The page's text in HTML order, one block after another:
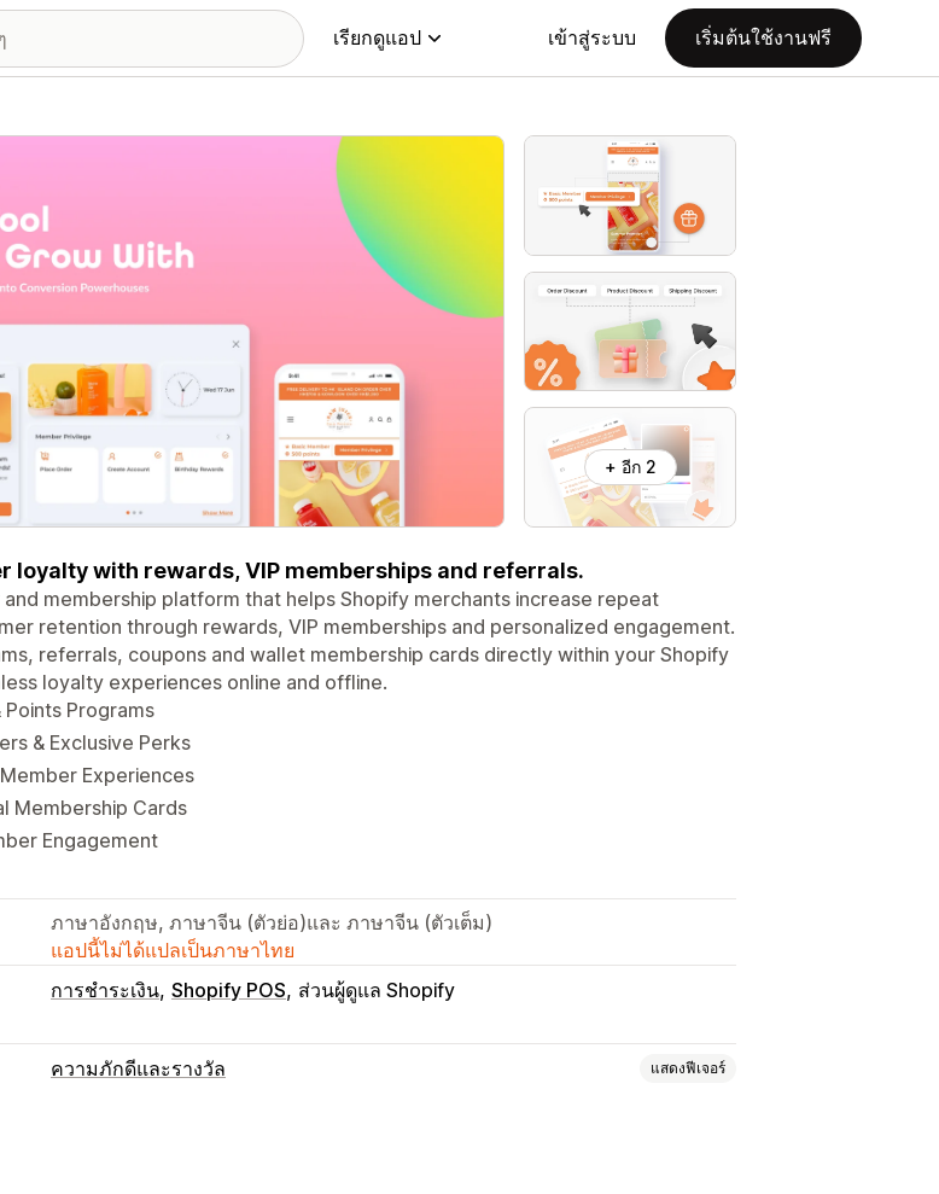
เรียกดูแอป เข้าสู่ระบบ เริ่มต้นใช้งานฟรี
+ อีก 2
loyalty with rewards, VIP memberships and referrals.
membership platform that helps Shopify merchants increase repeat
retention through rewards, VIP memberships and personalized engagement.
referrals, coupons and wallet membership cards directly within your Shopify
loyalty experiences online and offline.
Programs
& Exclusive Perks
Experiences
Membership Cards
Engagement
ภาษาอังกฤษ, ภาษาจีน (ตัวย่อ)และ ภาษาจีน (ตัวเต็ม)
แอปนี้ไม่ได้แปลเป็นภาษาไทย
การชำระเงิน Shopify POS ส่วนผู้ดูแล Shopify
ความภักดีและรางวัล แสดงฟีเจอร์